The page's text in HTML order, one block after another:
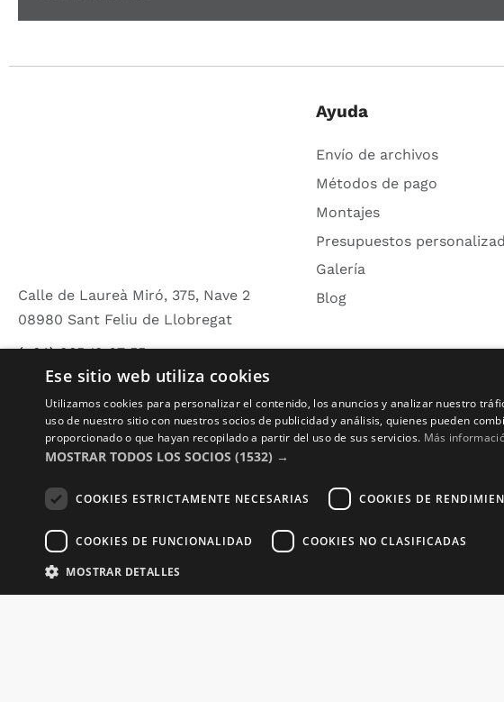
Calle de Laureà Miró, 375, Nave 2
08980 Sant Feliu de Llobregat
(+34) 935 19 67 55
info@zonaplotter.com
Ayuda
Envío de archivos
Métodos de pago
Montajes
Presupuestos
Galería
Blog
Copyright ©
Ese sitio web utiliza cookies
Utilizamos cookies para personalizar el contenido, los anuncios y analizar nuestro
uso de nuestro sitio con nuestros socios de publicidad y análisis, quienes pueden
proporcionado o que hayan recopilado a partir del uso de sus servicios. Más
MOSTRAR TODOS LOS SOCIOS (1532) →
COOKIES ESTRICTAMENTE NECESARIAS COOKIES DE
COOKIES DE FUNCIONALIDAD COOKIES NO CLASIFICADAS
MOSTRAR DETALLES